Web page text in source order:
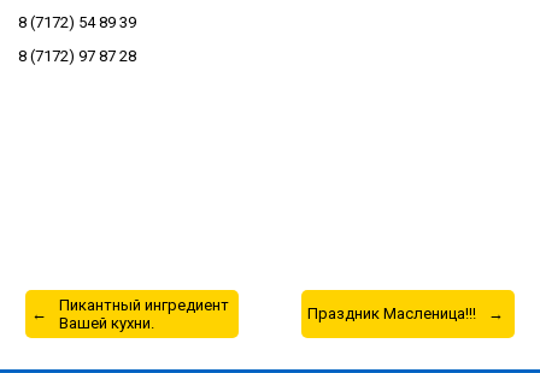
8 (7172) 54 89 39
8 (7172) 97 87 28
Пикантный ингредиент
Вашей кухни.
Праздник Масленица!!!